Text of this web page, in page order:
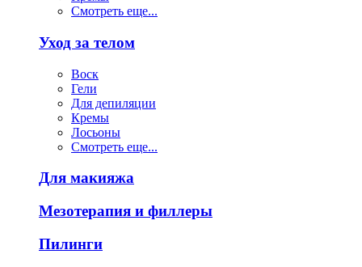
Смотреть еще...
Уход за телом
Воск
Гели
Для депиляции
Кремы
Лосьоны
Смотреть еще...
Для макияжа
Мезотерапия и филлеры
Пилинги